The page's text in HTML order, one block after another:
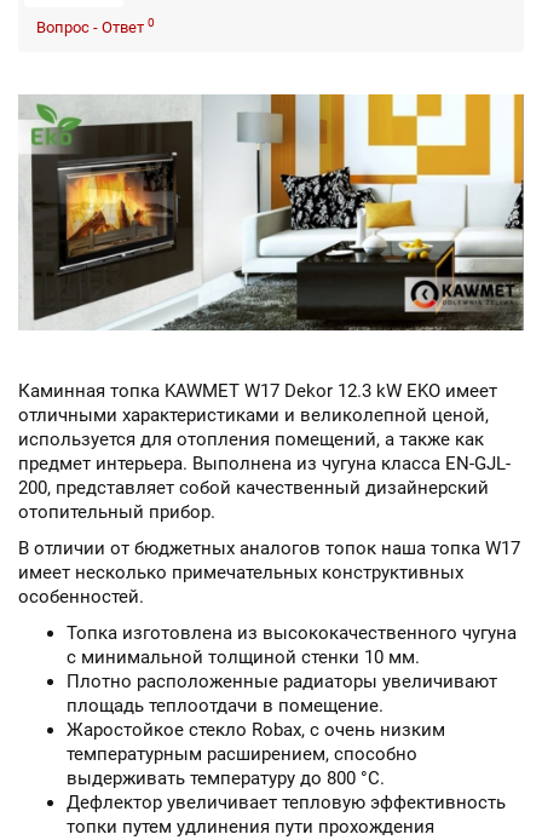
Вопрос - Ответ 0
Каминная топка KAWMET W17 Dekor 12.3 kW EKO имеет
отличными характеристиками и великолепной ценой,
используется для отопления помещений, а также как
предмет интерьера. Выполнена из чугуна класса EN-GJL-
200, представляет собой качественный дизайнерский
отопительный прибор.
В отличии от бюджетных аналогов топок наша топка W17
имеет несколько примечательных конструктивных
особенностей.
Топка изготовлена из высококачественного чугуна
с минимальной толщиной стенки 10 мм.
Плотно расположенные радиаторы увеличивают
площадь теплоотдачи в помещение.
Жаростойкое стекло Robax, с очень низким
температурным расширением, способно
выдерживать температуру до 800 °С.
Дефлектор увеличивает тепловую эффективность
топки путем удлинения пути прохождения